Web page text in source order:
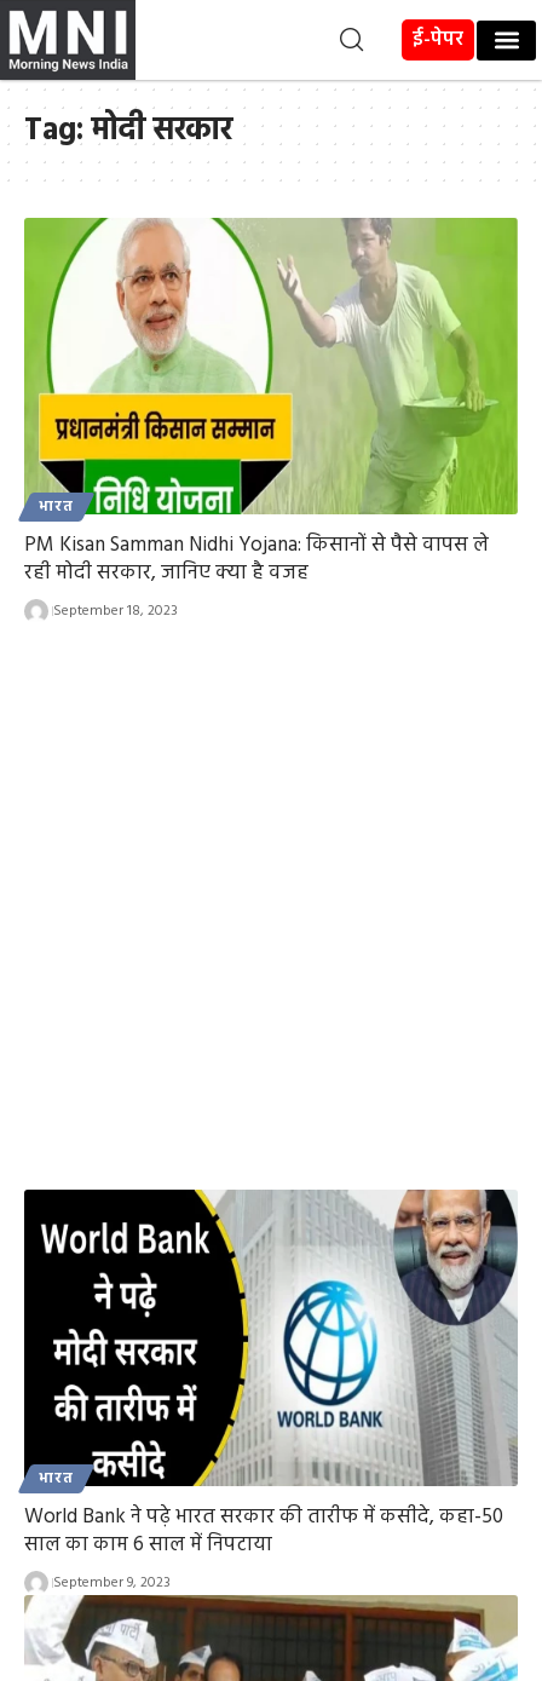
ई-पेपर
Tag:मोदी सरकार
भारत
PM Kisan Samman Nidhi Yojana: किसानों से पैसे वापस ले
रही मोदी सरकार, जानिए क्या है वजह
September 18, 2023
भारत
World Bank ने पढ़े भारत सरकार की तारीफ में कसीदे, कहा-50
साल का काम 6 साल में निपटाया
September 9, 2023